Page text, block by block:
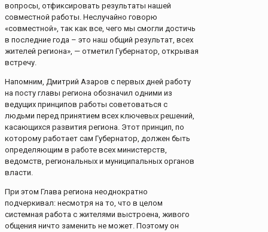
вопросы, отфиксировать результаты нашей
совместной работы. Неслучайно говорю
«совместной», так как все, чего мы смогли достичь
в последние года – это наш общий результат, всех
жителей региона», — отметил Губернатор, открывая
встречу.
Напомним, Дмитрий Азаров с первых дней работу
на посту главы региона обозначил одними из
ведущих принципов работы советоваться с
людьми перед принятием всех ключевых решений,
касающихся развития региона. Этот принцип, по
которому работает сам Губернатор, должен быть
определяющим в работе всех министерств,
ведомств, региональных и муниципальных органов
власти.
При этом Глава региона неоднократно
подчеркивал: несмотря на то, что в целом
системная работа с жителями выстроена, живого
общения ничто заменить не может. Поэтому он